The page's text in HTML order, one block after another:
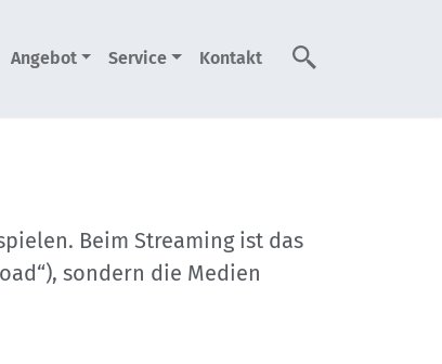
Angebot Service Kontakt
Beim Streaming ist das
sondern die Medien